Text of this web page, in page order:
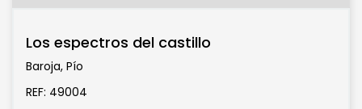
Los espectros del castillo
Baroja, Pío
REF: 49004